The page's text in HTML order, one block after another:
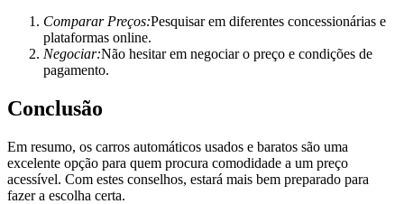
Comparar Preços:Pesquisar em diferentes concessionárias e
plataformas online.
Negociar:Não hesitar em negociar o preço e condições de
pagamento.
Conclusão
Em resumo, os carros automáticos usados e baratos são uma
excelente opção para quem procura comodidade a um preço
acessível. Com estes conselhos, estará mais bem preparado para
fazer a escolha certa.